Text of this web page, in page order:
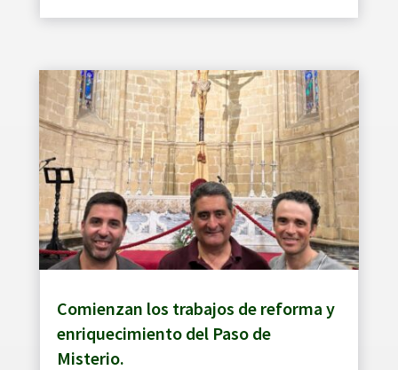
Comienzan los trabajos de reforma y
enriquecimiento del Paso de
Misterio.